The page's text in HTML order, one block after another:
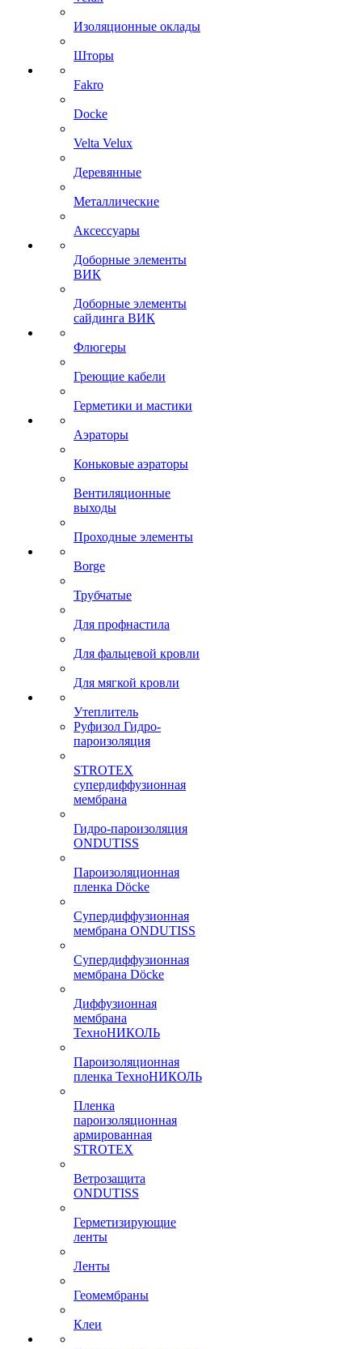
Изоляционные оклады
Шторы
Fakro
Docke
Velta Velux
Деревянные
Металлические
Аксессуары
Доборные элементы
ВИК
Доборные элементы
сайдинга ВИК
Флюгеры
Греющие кабели
Герметики и мастики
Аэраторы
Коньковые аэраторы
Вентиляционные
выходы
Проходные элементы
Borge
Трубчатые
Для профнастила
Для фальцевой кровли
Для мягкой кровли
Утеплитель
Руфизол Гидро-
пароизоляция
STROTEX
супердиффузионная
мембрана
Гидро-пароизоляция
ONDUTISS
Пароизоляционная
пленка Döcke
Супердиффузионная
мембрана ONDUTISS
Супердиффузионная
мембрана Döcke
Диффузионная
мембрана
ТехноНИКОЛЬ
Пароизоляционная
пленка ТехноНИКОЛЬ
Пленка
пароизоляционная
армированная
STROTEX
Ветрозащита
ONDUTISS
Герметизирующие
ленты
Ленты
Геомембраны
Клеи